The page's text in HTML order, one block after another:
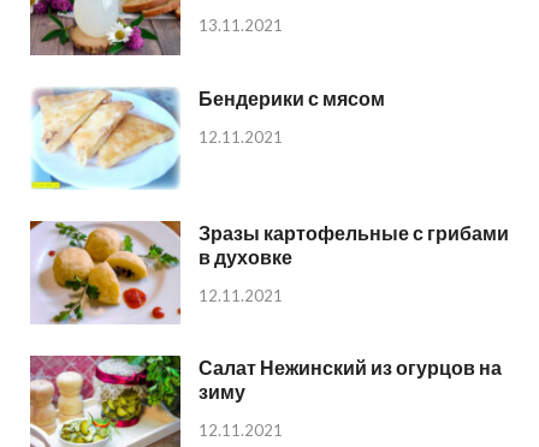
13.11.2021
Бендерики с мясом
12.11.2021
Зразы картофельные с грибами
в духовке
12.11.2021
Салат Нежинский из огурцов на
зиму
12.11.2021